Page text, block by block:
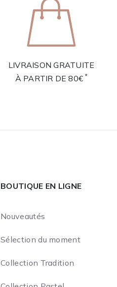
LIVRAISON GRATUITE
À PARTIR DE 80€ *
BOUTIQUE EN LIGNE
Nouveautés
Sélection du moment
Collection Tradition